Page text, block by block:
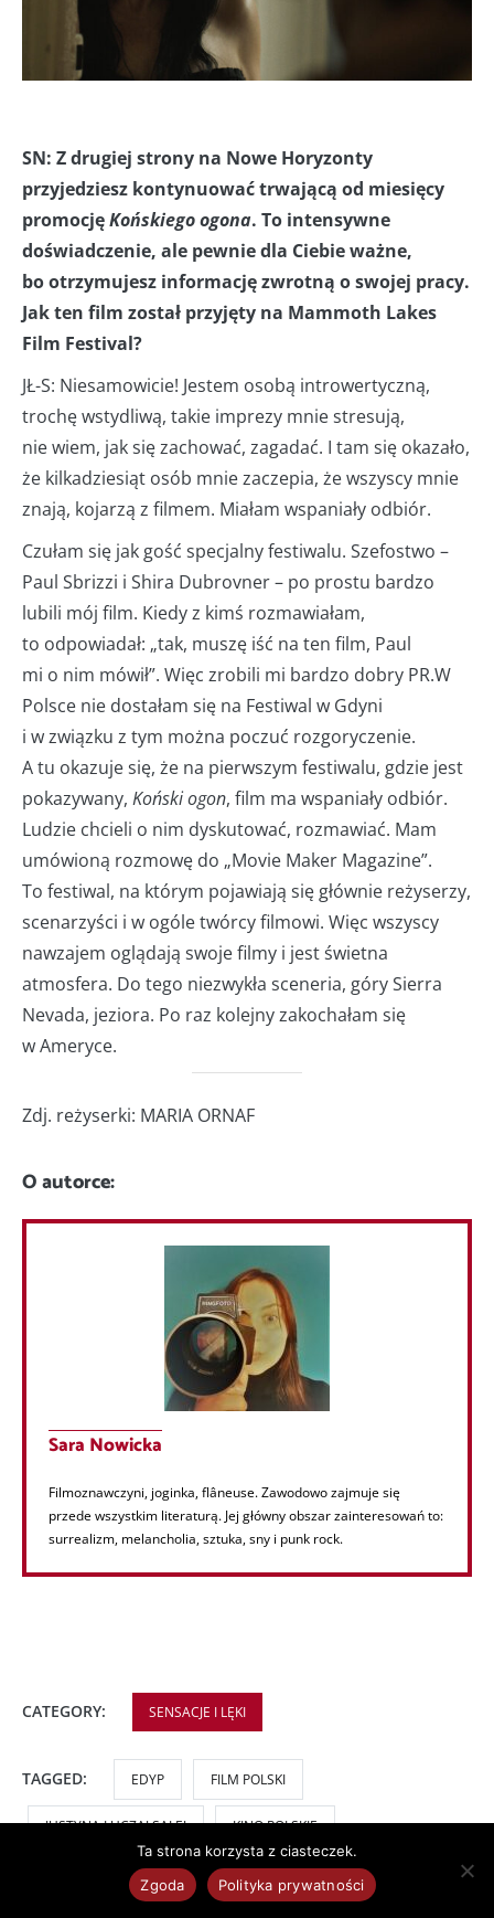
SN: Z drugiej strony na Nowe Horyzonty
przyjedziesz kontynuować trwającą od miesięcy
promocjęKońskiego ogona. To intensywne
doświadczenie, ale pewnie dla Ciebie ważne,
bo otrzymujesz informację zwrotną o swojej pracy.
Jak ten film został przyjęty na Mammoth Lakes
Film Festival?
JŁ-S: Niesamowicie! Jestem osobą introwertyczną,
trochę wstydliwą, takie imprezy mnie stresują,
nie wiem, jak się zachować, zagadać. I tam się okazało,
że kilkadziesiąt osób mnie zaczepia, że wszyscy mnie
znają, kojarzą z filmem. Miałam wspaniały odbiór.
Czułam się jak gość specjalny festiwalu. Szefostwo –
Paul Sbrizzi i Shira Dubrovner – po prostu bardzo
lubili mój film. Kiedy z kimś rozmawiałam,
to odpowiadał: „tak, muszę iść na ten film, Paul
mi o nim mówił”. Więc zrobili mi bardzo dobry PR.W
Polsce nie dostałam się na Festiwal w Gdyni
i w związku z tym można poczuć rozgoryczenie.
A tu okazuje się, że na pierwszym festiwalu, gdzie jest
pokazywany, Koński ogon, film ma wspaniały odbiór.
Ludzie chcieli o nim dyskutować, rozmawiać. Mam
umówioną rozmowę do „Movie Maker Magazine”.
To festiwal, na którym pojawiają się głównie reżyserzy,
scenarzyści i w ogóle twórcy filmowi. Więc wszyscy
nawzajem oglądają swoje filmy i jest świetna
atmosfera. Do tego niezwykła sceneria, góry Sierra
Nevada, jeziora. Po raz kolejny zakochałam się
w Ameryce.
Zdj. reżyserki: MARIA ORNAF
O autorce:
Sara Nowicka
Filmoznawczyni, joginka, flâneuse. Zawodowo zajmuje się
przede wszystkim literaturą. Jej główny obszar zainteresowań to:
surrealizm, melancholia, sztuka, sny i punk rock.
CATEGORY: SENSACJE I LĘKI
TAGGED: EDYP FILM POLSKI
JUSTYNA ŁUCZAJ SALEJ KINO POLSKIE
KOŃSKI OGON MALARSTWO MIKOŁAJ TRZASKA
Ta strona korzysta z ciasteczek.
Zgoda
Polityka prywatności